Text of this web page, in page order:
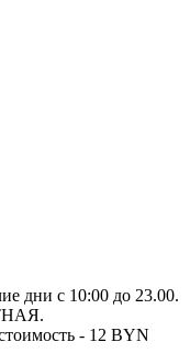
дни с 10:00 до 23.00.
- 12 BYN